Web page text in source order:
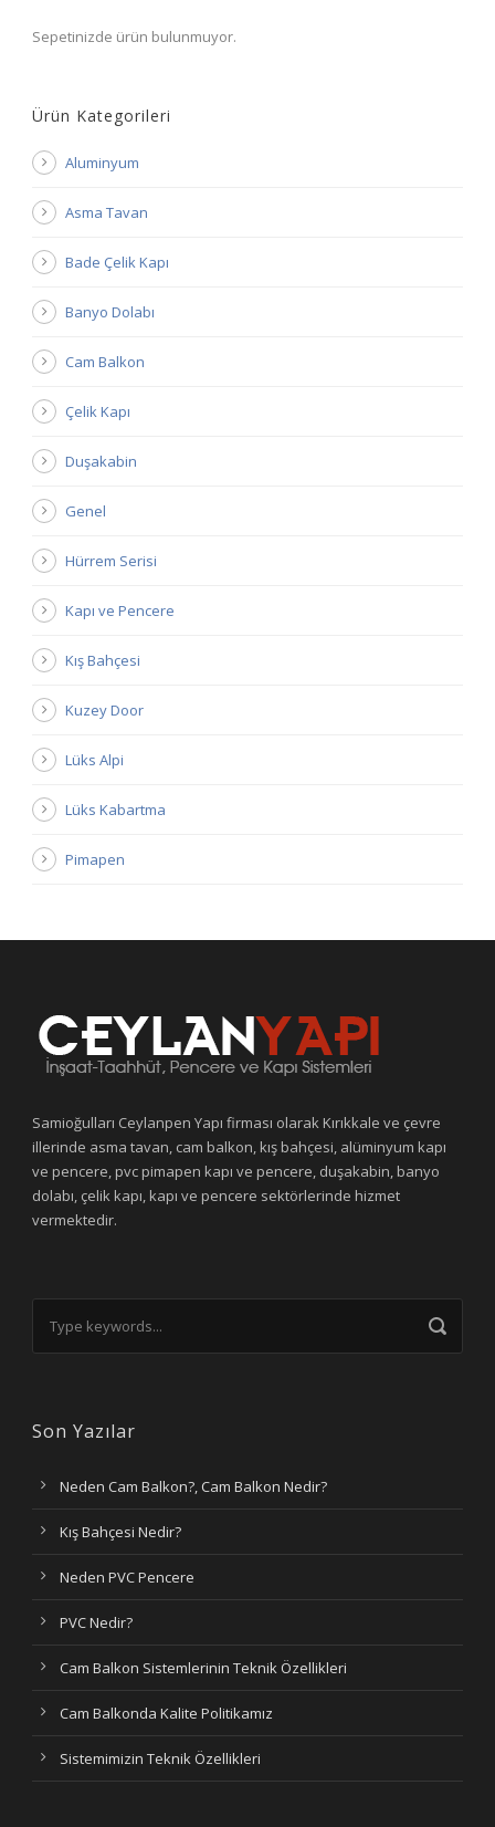
Sepetinizde ürün bulunmuyor.
Ürün Kategorileri
Aluminyum
Asma Tavan
Bade Çelik Kapı
Banyo Dolabı
Cam Balkon
Çelik Kapı
Duşakabin
Genel
Hürrem Serisi
Kapı ve Pencere
Kış Bahçesi
Kuzey Door
Lüks Alpi
Lüks Kabartma
Pimapen
Samioğulları Ceylanpen Yapı firması olarak Kırıkkale ve çevre
illerinde asma tavan, cam balkon, kış bahçesi, alüminyum kapı
ve pencere, pvc pimapen kapı ve pencere, duşakabin, banyo
dolabı, çelik kapı, kapı ve pencere sektörlerinde hizmet
vermektedir.
Son Yazılar
Neden Cam Balkon?, Cam Balkon Nedir?
Kış Bahçesi Nedir?
Neden PVC Pencere
PVC Nedir?
Cam Balkon Sistemlerinin Teknik Özellikleri
Cam Balkonda Kalite Politikamız
Sistemimizin Teknik Özellikleri